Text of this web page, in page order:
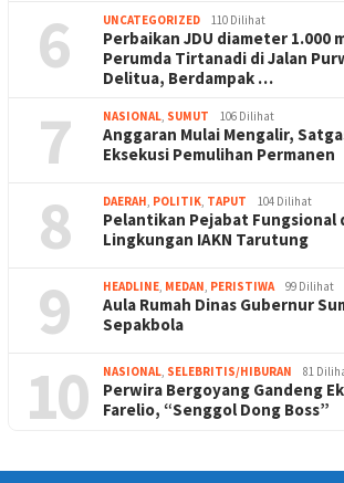
6 UNCATEGORIZED 110 Dilihat
Perbaikan JDU diameter 1.000
Perumda Tirtanadi di Jalan
Delitua, Berdampak …
7 NASIONAL, SUMUT 106 Dilihat
Anggaran Mulai Mengalir,
Eksekusi Pemulihan Permanen
8 DAERAH, POLITIK, TAPUT 104 Dilihat
Pelantikan Pejabat
Lingkungan IAKN Tarutung
9 HEADLINE, MEDAN, PERISTIWA 99 Dilihat
Aula Rumah Dinas Gubernur
Sepakbola
10 NASIONAL, SELEBRITIS/HIBURAN 81
Perwira Bergoyang Gandeng
Farelio, “Senggol Dong Boss”